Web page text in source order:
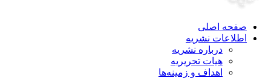
صفحه اصلی
اطلاعات نشریه
درباره نشریه
هیات تحریریه
اهداف و زمینه‌ها